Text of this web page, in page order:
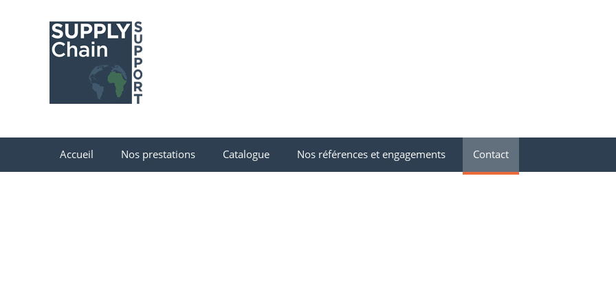
Accueil Nos prestations Catalogue Nos références et engagements Contact